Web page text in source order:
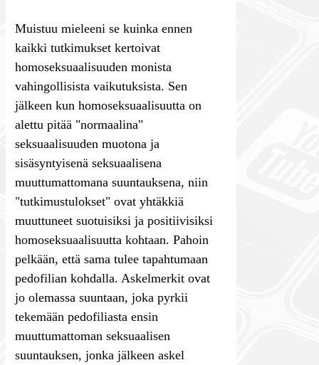
Muistuu mieleeni se kuinka ennen
kaikki tutkimukset kertoivat
homoseksuaalisuuden monista
vahingollisista vaikutuksista. Sen
jälkeen kun homoseksuaalisuutta on
alettu pitää "normaalina"
seksuaalisuuden muotona ja
sisäsyntyisenä seksuaalisena
muuttumattomana suuntauksena, niin
"tutkimustulokset" ovat yhtäkkiä
muuttuneet suotuisiksi ja positiivisiksi
homoseksuaalisuutta kohtaan. Pahoin
pelkään, että sama tulee tapahtumaan
pedofilian kohdalla. Askelmerkit ovat
jo olemassa suuntaan, joka pyrkii
tekemään pedofiliasta ensin
muuttumattoman seksuaalisen
suuntauksen, jonka jälkeen askel